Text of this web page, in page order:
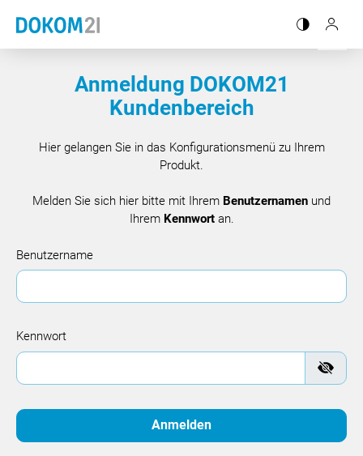
login
Anmeldung DOKOM21
Kundenbereich
Hier gelangen Sie in das Konfigurationsmenü zu Ihrem
Produkt.
Melden Sie sich hier bitte mit Ihrem Benutzernamen und
Ihrem Kennwortan.
Benutzername
Kennwort
Anmelden